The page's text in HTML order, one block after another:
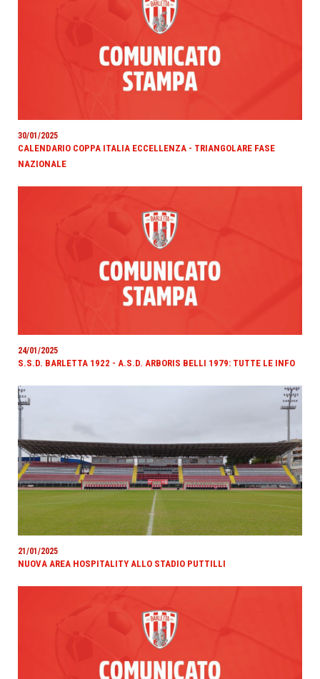
30/01/2025
CALENDARIO COPPA ITALIA ECCELLENZA - TRIANGOLARE FASE
NAZIONALE
24/01/2025
S.S.D. BARLETTA 1922 - A.S.D. ARBORIS BELLI 1979: TUTTE LE INFO
21/01/2025
NUOVA AREA HOSPITALITY ALLO STADIO PUTTILLI